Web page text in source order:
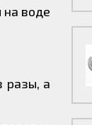
на воде
разы, а